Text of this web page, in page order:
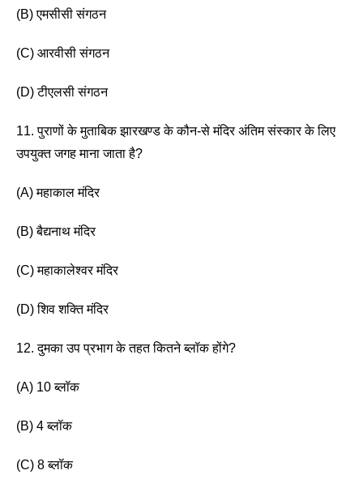
(B) एमसीसी संगठन
(C) आरवीसी संगठन
(D) टीएलसी संगठन
11. पुराणों के मुताबिक झारखण्ड के कौन-से मंदिर अंतिम संस्कार के लिए
उपयुक्त जगह माना जाता है?
(A) महाकाल मंदिर
(B) बैद्यनाथ मंदिर
(C) महाकालेश्वर मंदिर
(D) शिव शक्ति मंदिर
12. दुमका उप प्रभाग के तहत कितने ब्लॉक होंगे?
(A) 10 ब्लॉक
(B) 4 ब्लॉक
(C) 8 ब्लॉक